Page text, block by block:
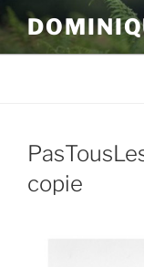
Aller
au
contenu
copie